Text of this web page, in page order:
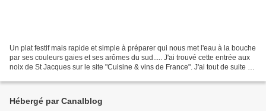
Un plat festif mais rapide et simple à préparer qui nous met l'eau à la bouche
par ses couleurs gaies et ses arômes du sud..... J'ai trouvé cette entrée aux
noix de St Jacques sur le site "Cuisine & vins de France". J'ai tout de suite eu
Hébergé par Canalblog